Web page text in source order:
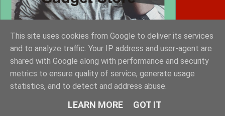
Diafimistes.gr
This site uses cookies from Google to deliver its services
and to analyze traffic. Your IP address and user-agent are
shared with Google along with performance and security
metrics to ensure quality of service, generate usage
statistics, and to detect and address abuse.
LEARN MORE GOT IT